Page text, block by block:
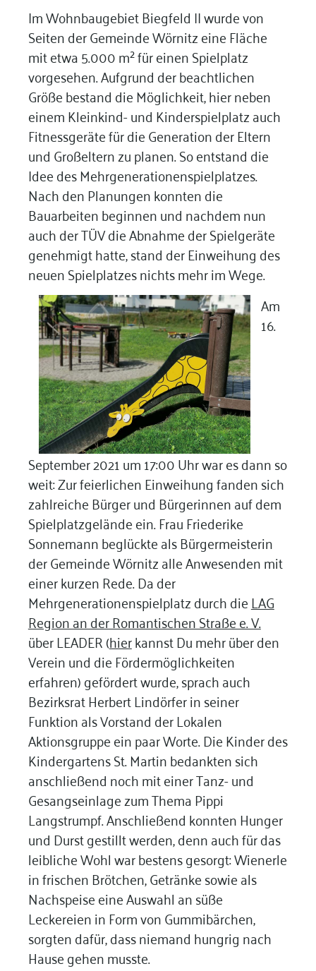
Im Wohnbaugebiet Biegfeld II wurde von
Seiten der Gemeinde Wörnitz eine Fläche
mit etwa 5.000 m² für einen Spielplatz
vorgesehen. Aufgrund der beachtlichen
Größe bestand die Möglichkeit, hier neben
einem Kleinkind- und Kinderspielplatz auch
Fitnessgeräte für die Generation der Eltern
und Großeltern zu planen. So entstand die
Idee des Mehrgenerationenspielplatzes.
Nach den Planungen konnten die
Bauarbeiten beginnen und nachdem nun
auch der TÜV die Abnahme der Spielgeräte
genehmigt hatte, stand der Einweihung des
neuen Spielplatzes nichts mehr im Wege.
Am
16.
September 2021 um 17:00 Uhr war es dann so
weit: Zur feierlichen Einweihung fanden sich
zahlreiche Bürger und Bürgerinnen auf dem
Spielplatzgelände ein. Frau Friederike
Sonnemann beglückte als Bürgermeisterin
der Gemeinde Wörnitz alle Anwesenden mit
einer kurzen Rede. Da der
Mehrgenerationenspielplatz durch dieLAG
Region an der Romantischen Straße e. V.
über LEADER (hierkannst Du mehr über den
Verein und die Fördermöglichkeiten
erfahren) gefördert wurde, sprach auch
Bezirksrat Herbert Lindörfer in seiner
Funktion als Vorstand der Lokalen
Aktionsgruppe ein paar Worte. Die Kinder des
Kindergartens St. Martin bedankten sich
anschließend noch mit einer Tanz- und
Gesangseinlage zum Thema Pippi
Langstrumpf. Anschließend konnten Hunger
und Durst gestillt werden, denn auch für das
leibliche Wohl war bestens gesorgt: Wienerle
in frischen Brötchen, Getränke sowie als
Nachspeise eine Auswahl an süße
Leckereien in Form von Gummibärchen,
sorgten dafür, dass niemand hungrig nach
Hause gehen musste.